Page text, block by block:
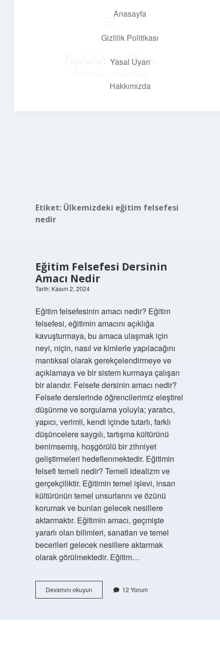
Anasayfa
Gizlilik Politikası
Yasal Uyarı
Hakkımızda
Topluluk ve İlham
Etiket: Ülkemizdeki eğitim felsefesi
nedir
Eğitim Felsefesi Dersinin
Amacı Nedir
Tarih: Kasım 2, 2024
Eğitim felsefesinin amacı nedir? Eğitim
felsefesi, eğitimin amacını açıklığa
kavuşturmaya, bu amaca ulaşmak için
neyi, niçin, nasıl ve kimlerle yapılacağını
mantıksal olarak gerekçelendirmeye ve
açıklamaya ve bir sistem kurmaya çalışan
bir alandır. Felsefe dersinin amacı nedir?
Felsefe derslerinde öğrencilerimiz eleştirel
düşünme ve sorgulama yoluyla; yaratıcı,
yapıcı, verimli, kendi içinde tutarlı, farklı
düşüncelere saygılı, tartışma kültürünü
benimsemiş, hoşgörülü bir zihniyet
geliştirmeleri hedeflenmektedir. Eğitimin
felsefi temeli nedir? Temeli idealizm ve
gerçekçiliktir. Eğitimin temel işlevi, insan
kültürünün temel unsurlarını ve özünü
korumak ve bunları gelecek nesillere
aktarmaktır. Eğitimin amacı, geçmişte
yararlı olan bilimleri, sanatları ve temel
becerileri gelecek nesillere aktarmak
olarak görülmektedir. Eğitim…
Devamını okuyunEğitim
Felsefesi
12 Yorum